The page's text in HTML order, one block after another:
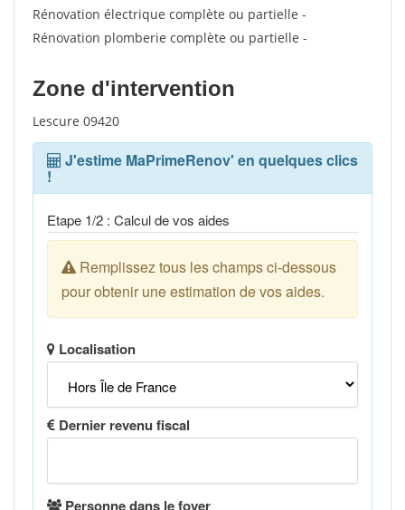
Rénovation électrique complète ou partielle -
Rénovation plomberie complète ou partielle -
Zone d'intervention
Lescure 09420